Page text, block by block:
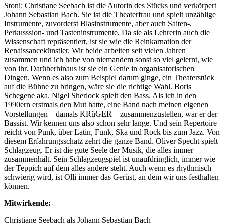
Stoni: Christiane Seebach ist die Autorin des Stücks und verkörpert
Johann Sebastian Bach. Sie ist die Theaterfrau und spielt unzählige
Instrumente, zuvorderst Blasinstrumente, aber auch Saiten-,
Perkusssion- und Tasteninstrumente. Da sie als Lehrerin auch die
Wissenschaft repräsentiert, ist sie wie die Reinkarnation der
Renaissancekünstler. Wir beide arbeiten seit vielen Jahren
zusammen und ich habe von niemandem sonst so viel gelernt, wie
von ihr. Darüberhinaus ist sie ein Genie in organisatorischen
Dingen. Wenn es also zum Beispiel darum ginge, ein Theaterstück
auf die Bühne zu bringen, wäre sie die richtige Wahl. Boris
Schegene aka. Nigel Sherlock spielt den Bass. Als ich in den
1990ern erstmals den Mut hatte, eine Band nach meinen eigenen
Vorstellungen – damals KRüGER – zusammenzustellen, war er der
Bassist. Wir kennen uns also schon sehr lange. Und sein Repertoire
reicht von Punk, über Latin, Funk, Ska und Rock bis zum Jazz. Von
diesem Erfahrungsschatz zehrt die ganze Band. Oliver Specht spielt
Schlagzeug. Er ist die gute Seele der Musik, die alles immer
zusammenhält. Sein Schlagzeugspiel ist unaufdringlich, immer wie
der Teppich auf dem alles andere steht. Auch wenn es rhythmisch
schwierig wird, ist Olli immer das Gerüst, an dem wir uns festhalten
können.
Mitwirkende:
Christiane Seebach als Johann Sebastian Bach